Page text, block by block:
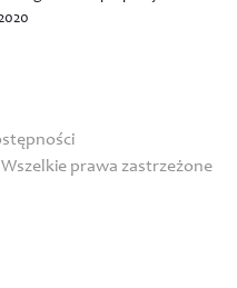
Wszelkie prawa zastrzeżone